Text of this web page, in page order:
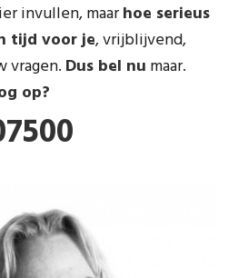
invullen, maarhoe serieus
tijd voor je, vrijblijvend,
vragen. Dus bel nu maar.
op?